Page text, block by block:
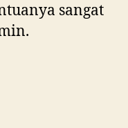
sangat